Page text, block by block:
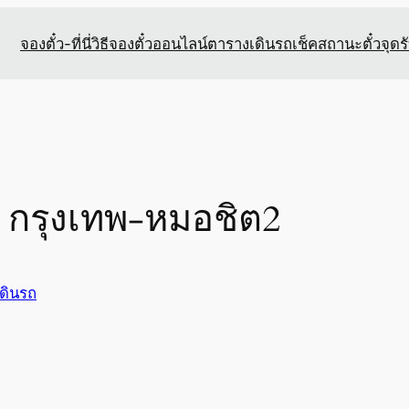
จองตั๋ว-ที่นี่วิธีจองตั๋วออนไลน์ตารางเดินรถเช็คสถานะตั๋วจุด
กรุงเทพ-หมอชิต2
นรถ